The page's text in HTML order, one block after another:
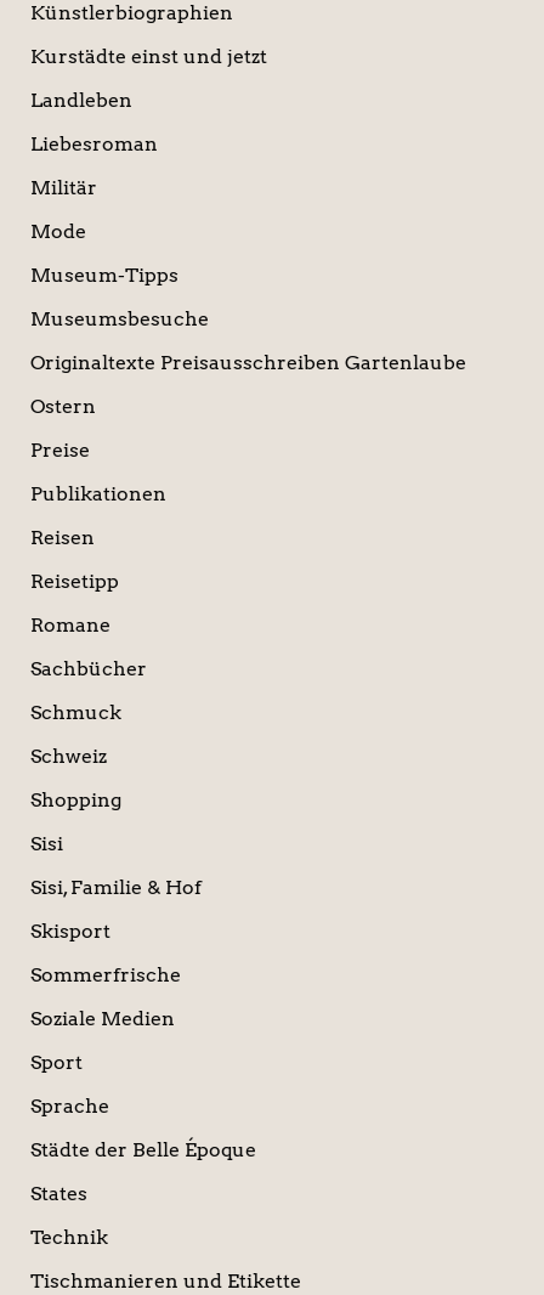
Künstlerbiographien
Kurstädte einst und jetzt
Landleben
Liebesroman
Militär
Mode
Museum-Tipps
Museumsbesuche
Originaltexte Preisausschreiben Gartenlaube
Ostern
Preise
Publikationen
Reisen
Reisetipp
Romane
Sachbücher
Schmuck
Schweiz
Shopping
Sisi
Sisi, Familie & Hof
Skisport
Sommerfrische
Soziale Medien
Sport
Sprache
Städte der Belle Époque
States
Technik
Tischmanieren und Etikette